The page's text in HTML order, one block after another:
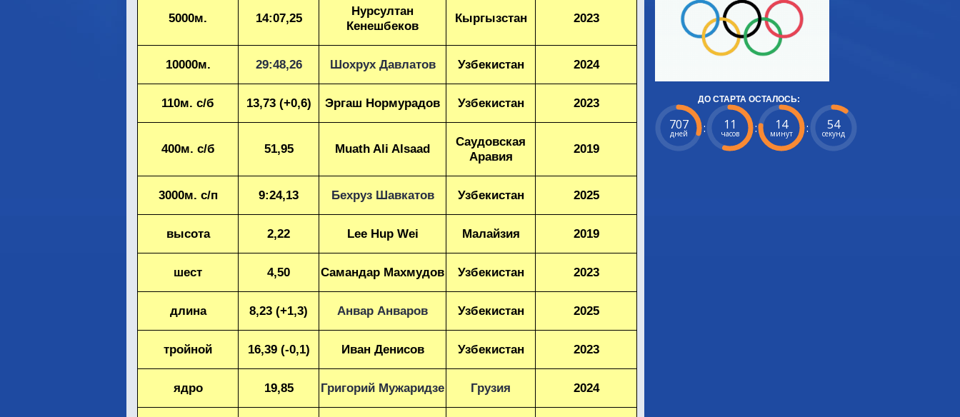
ДО СТАРТА ОСТАЛОСЬ:
707
дней : 11
часов : 14
минут : 53
секунд
5000м. 14:07,25
Нурсултан
Кенешбеков
Кыргызстан 2023
10000м. 29:48,26 Шохрух Давлатов Узбекистан 2024
110м. с/б 13,73 (+0,6) Эргаш Нормурадов Узбекистан 2023
400м. с/б 51,95 Muath Ali Alsaad
Саудовская
Аравия
2019
3000м. с/п 9:24,13 Бехруз Шавкатов Узбекистан 2025
высота 2,22 Lee Hup Wei Малайзия 2019
шест 4,50 Самандар Махмудов Узбекистан 2023
длина 8,23 (+1,3) Анвар Анваров Узбекистан 2025
тройной 16,39 (-0,1) Иван Денисов Узбекистан 2023
ядро 19,85 Григорий Мужаридзе Грузия 2024